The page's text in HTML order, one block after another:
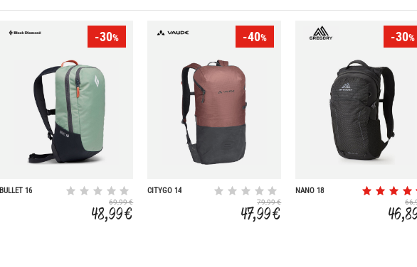
-30%
BULLET 16
69,99 €
48,99 €
-40%
CITYGO 14
79,99 €
47,99 €
-30%
NANO 18